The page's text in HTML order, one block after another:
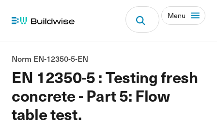
Menu
EN 12350-5 : Testing fresh
concrete - Part 5: Flow
table test.
Norm EN-12350-5-EN